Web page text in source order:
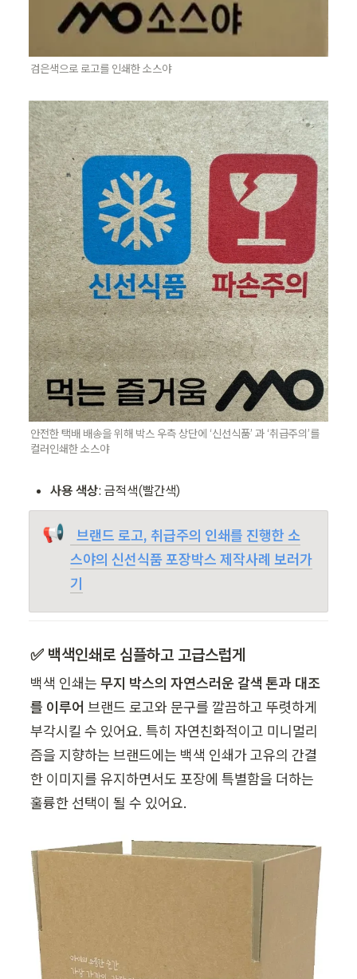
검은색으로 로고를 인쇄한 소스야
안전한 택배 배송을 위해 박스 우측 상단에 ‘신선식품’ 과 ‘취급주의’를
컬러인쇄한 소스야
사용 색상: 금적색(빨간색)
📢
브랜드 로고, 취급주의 인쇄를 진행한 소
스야의 신선식품 포장박스 제작사례 보러가
기
✅ 백색인쇄로 심플하고 고급스럽게
백색 인쇄는 무지 박스의 자연스러운 갈색 톤과 대조
를 이루어 브랜드 로고와 문구를 깔끔하고 뚜렷하게
부각시킬 수 있어요. 특히 자연친화적이고 미니멀리
즘을 지향하는 브랜드에는 백색 인쇄가 고유의 간결
한 이미지를 유지하면서도 포장에 특별함을 더하는
훌륭한 선택이 될 수 있어요.